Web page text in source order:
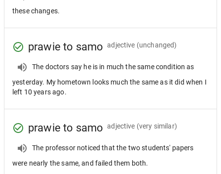
these changes.
prawie to samo adjective (unchanged)
The doctors say he is in much the same condition as
yesterday. My hometown looks much the same as it did when I
left 10 years ago.
prawie to samo adjective (very similar)
The professor noticed that the two students' papers
were nearly the same, and failed them both.